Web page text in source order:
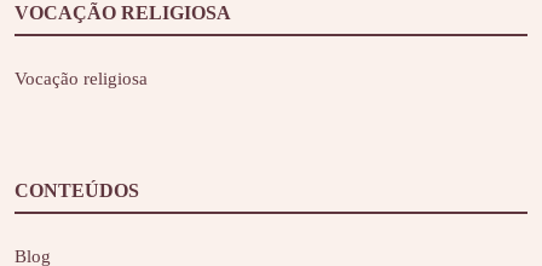
VOCAÇÃO RELIGIOSA
Vocação religiosa
CONTEÚDOS
Blog